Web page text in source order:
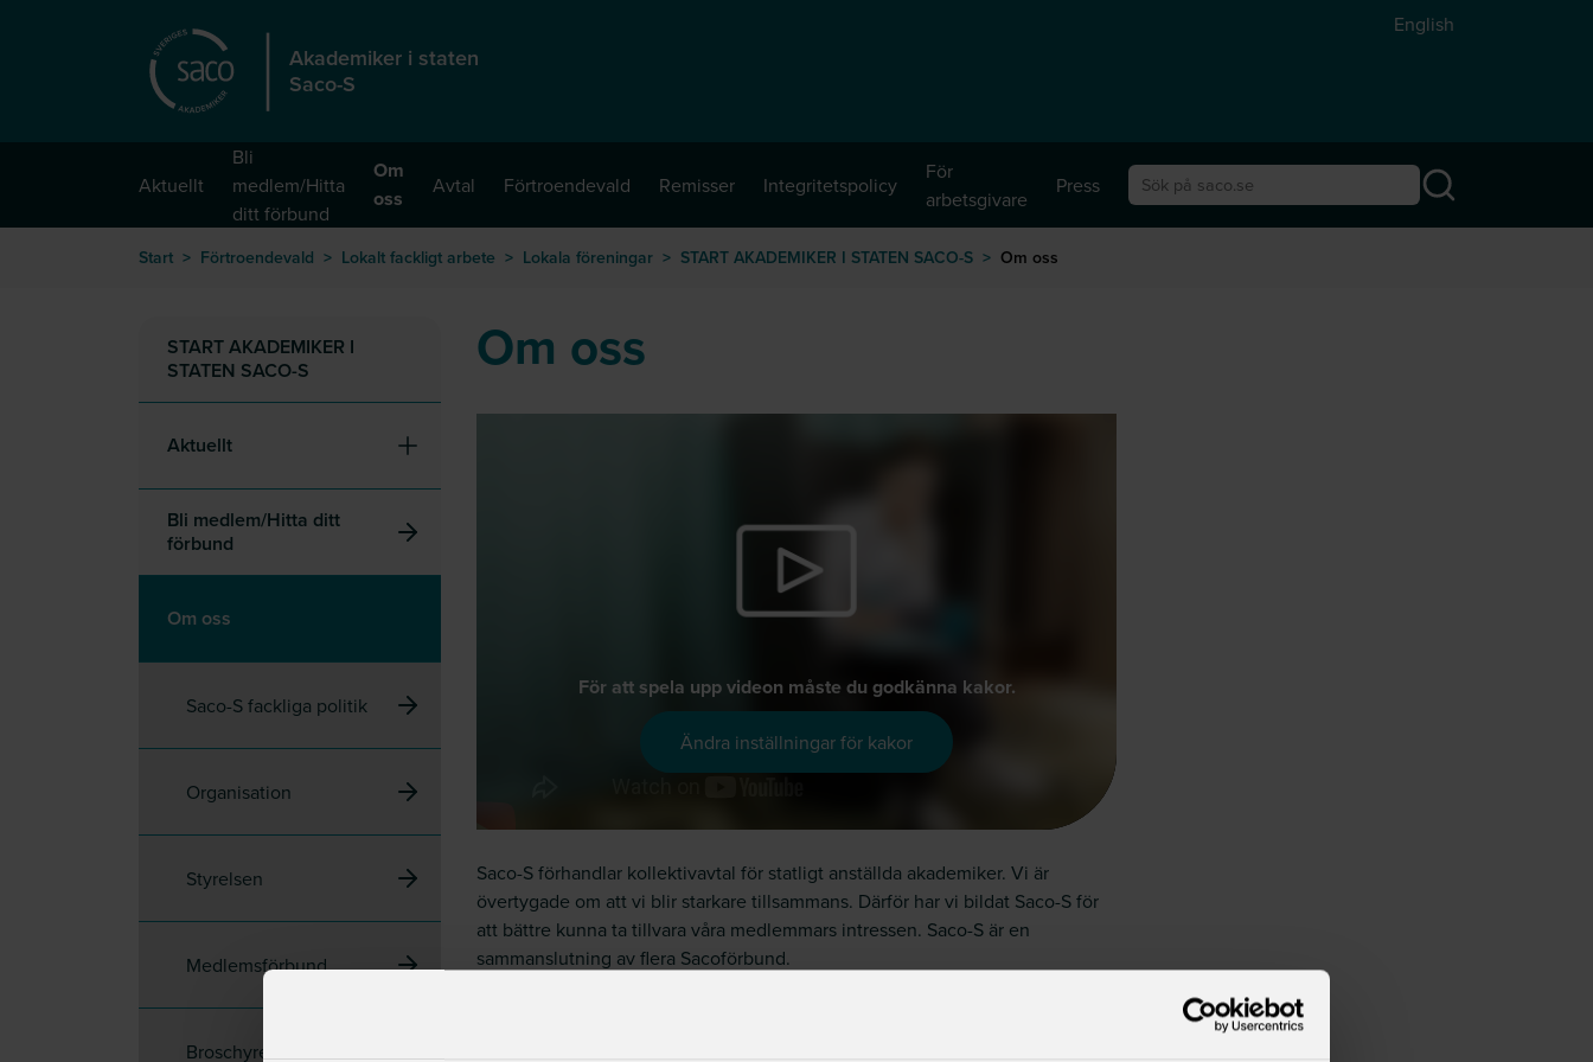
Akademiker i staten
Saco-S
English
Aktuellt
Bli
medlem/Hitta
ditt förbund
Om
oss
Avtal Förtroendevald Remisser Integritetspolicy
För
arbetsgivare
Press
Start > Förtroendevald > Lokalt fackligt arbete > Lokala föreningar > START AKADEMIKER I STATEN SACO-S > Om oss
START AKADEMIKER I
STATEN SACO-S
Aktuellt
Bli medlem/Hitta ditt
förbund
Om oss
Saco-S fackliga politik
Organisation
Styrelsen
Medlemsförbund
Broschyrer
Om oss
För att spela upp videon måste du godkänna kakor.
Ändra inställningar för kakor
Saco-S förhandlar kollektivavtal för statligt anställda akademiker. Vi är
övertygade om att vi blir starkare tillsammans. Därför har vi bildat Saco-S för
att bättre kunna ta tillvara våra medlemmars intressen. Saco-S är en
sammanslutning av flera Sacoförbund.